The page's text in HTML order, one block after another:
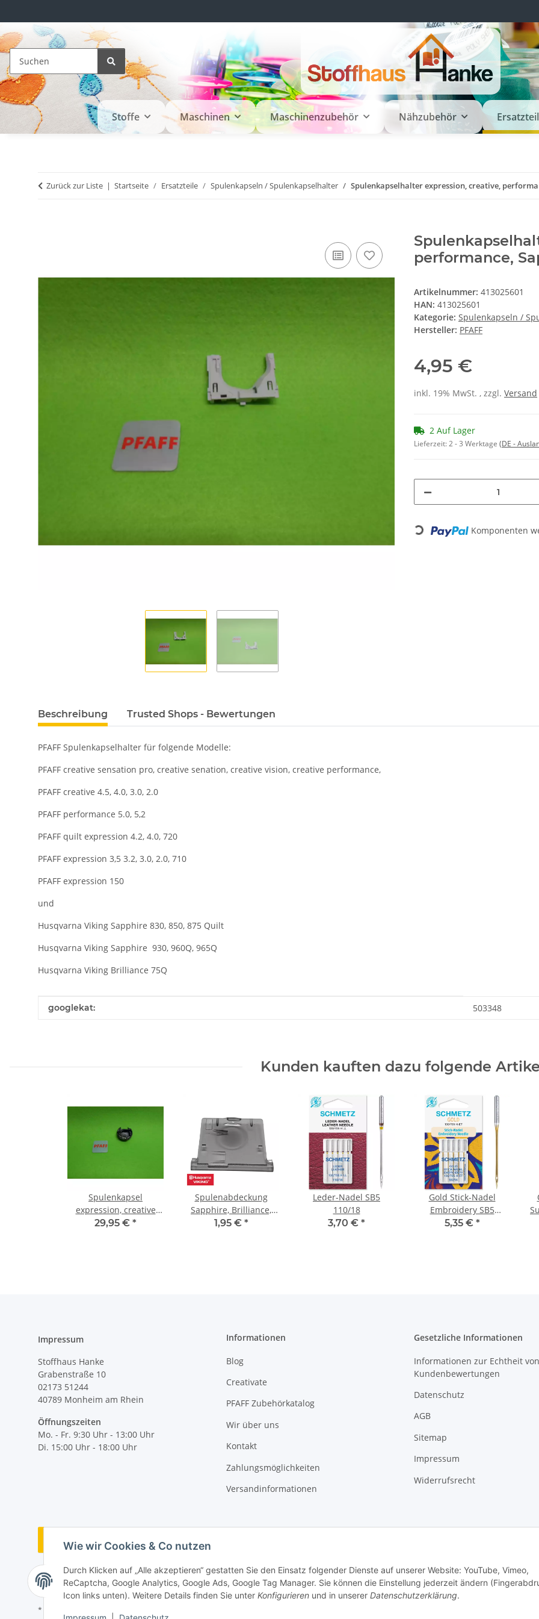
Wie wir Cookies & Co nutzen
Durch Klicken auf „Alle akzeptieren“ gestatten Sie den Einsatz folgender Dienste auf unserer Website: YouTube, Vimeo,
ReCaptcha, Google Analytics, Google Ads, Google Tag Manager. Sie können die Einstellung jederzeit ändern
Icon links unten). Weitere Details finden Sie unter Konfigurieren und in unserer Datenschutzerklärung.
Stoffe Maschinen Maschinenzubehör Nähzubehör
Zurück zur Liste Startseite Ersatzteile Spulenkapseln / Spulenkapselhalter Spulenkapselhalter expression, creative,
performance,
Artikelnummer: 413025601
HAN: 413025601
Kategorie: Spulenkapseln /
Hersteller: PFAFF
4,95 €
inkl. 19% MwSt. , zzgl. Versand
2 Auf Lager
Lieferzeit:2 - 3 Werktage (DE -
Loading... Komponenten
Beschreibung Trusted Shops - Bewertungen
PFAFF Spulenkapselhalter für folgende Modelle:
PFAFF creative sensation pro, creative senation, creative vision, creative performance,
PFAFF creative 4.5, 4.0, 3.0, 2.0
PFAFF performance 5.0, 5,2
PFAFF quilt expression 4.2, 4.0, 720
PFAFF expression 3,5 3.2, 3.0, 2.0, 710
PFAFF expression 150
und
Husqvarna Viking Sapphire 830, 850, 875 Quilt
Husqvarna Viking Sapphire 930, 960Q, 965Q
Husqvarna Viking Brilliance 75Q
Produkteigenschaft
Wert
googlekat: 503348
Kunden kauften dazu folgende
Spulenkapsel
expression, creative
sensation, performance
29,95 € *
Spulenabdeckung
Sapphire, Brilliance,
Topaz, Opal
1,95 € *
Leder-Nadel SB5
110/18
3,70 € *
Gold Stick-Nadel
Embroidery SB5
130/705 H-ET 90/14
5,35 € *
Impressum
Stoffhaus Hanke
Grabenstraße 10
02173 51244
40789 Monheim am Rhein
Öffnungszeiten
Mo. - Fr. 9:30 Uhr - 13:00 Uhr
Di. 15:00 Uhr - 18:00 Uhr
Informationen
Blog
Creativate
PFAFF Zubehörkatalog
Wir über uns
Kontakt
Zahlungsmöglichkeiten
Versandinformationen
Gesetzliche Informationen
Informationen zur Echtheit von
Kundenbewertungen
Datenschutz
AGB
Sitemap
Impressum
Widerrufsrecht
Vertrag widerrufen
* Alle Preise inkl. gesetzlicher MwSt., zzgl.